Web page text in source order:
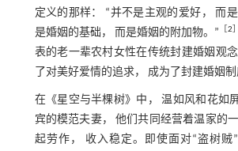
定义的那样： “并不是主观的爱好， 而
是婚姻的基础， 而是婚姻的附加物。”
［2
表的老一辈农村女性在传统封建婚姻观
了对美好爱情的追求， 成为了封建婚姻制
在《星空与半棵树》中， 温如风和花如
宾的模范夫妻， 他们共同经营着温家的
起劳作， 收入稳定。即使面对“盗树贼